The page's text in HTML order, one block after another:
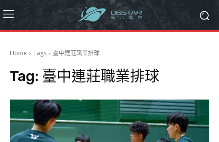
Home Tags 臺中連莊職業排球
Tag: 臺中連莊職業排球